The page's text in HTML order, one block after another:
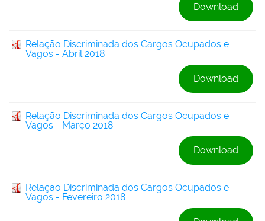
Download
Relação Discriminada dos Cargos Ocupados e
Vagos - Abril 2018
Download
Relação Discriminada dos Cargos Ocupados e
Vagos - Março 2018
Download
Relação Discriminada dos Cargos Ocupados e
Vagos - Fevereiro 2018